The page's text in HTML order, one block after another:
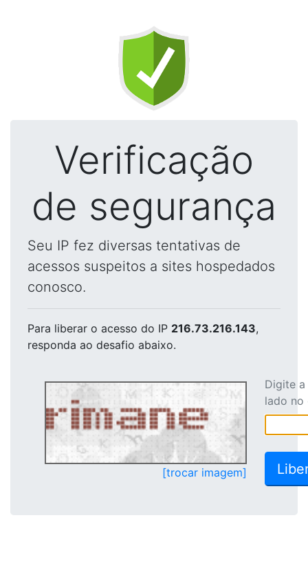
Verificação
de segurança
Seu IP fez diversas tentativas de
acessos suspeitos a sites hospedados
conosco.
Para liberar o acesso do IP 216.73.216.143,
responda ao desafio abaixo.
[trocar imagem]
Digite
lado no